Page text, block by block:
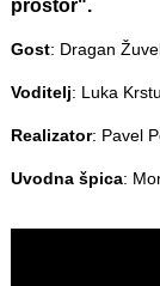
prostor".
Gost: Dragan
Voditelj: Luka
Realizator: Pavel
Uvodna špica: